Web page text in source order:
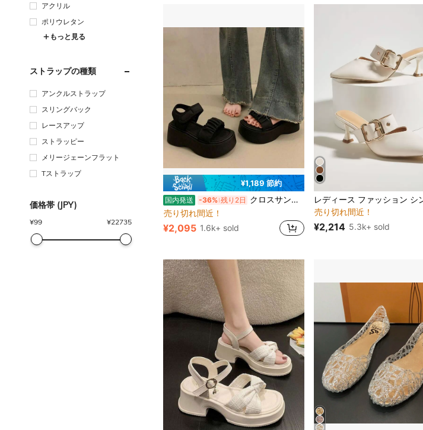
アクリル
ポリウレタン
もっと見る
ストラップの種類
アンクルストラップ
スリングバック
レースアップ
ストラッピー
メリージェーンフラット
Tストラップ
価格帯 (JPY)
¥99 ¥22735
¥1,189 節約
国内発送 -36% 残り2日 クロスサンダル レディース 厚底 歩きやすい ストラップ スポーツサンダル 軽量 ベルクロ 疲れない マジックテープ 身長アップ 美脚 ベルト調節 サンダル アウトドア 日常 通勤 夏
#1 ベストセラー 30%～40%オフ 女性用プラットフォーム&ウェッジサンダル
売り切れ間近！
#1 ベストセラー
売り切れ間近！
#1 ベストセラー
売り切れ間近！
#1 ベストセラー 30%～40%オフ 女性用プラットフォーム&ウェッジサンダル
¥2,095 1.6k+ sold
#1 ベストセラー
売り切れ間近！
#1 ベストセラー
売り切れ間近！
#1 ベストセラー
売り切れ間近！
#1 ベストセラー
¥2,214 5.3k+ sold